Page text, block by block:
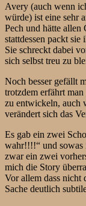
Avery (auch wenn
würde) ist eine sehr
Pech und hätte allen
stattdessen packt
Sie schreckt dabei
sich selbst treu zu
Noch besser gefällt
trotzdem erfährt
zu entwickeln, auch
verändert sich das
Es gab ein zwei
wahr!!!!“ und sowas
zwar ein zwei
mich die Story
Vor allem dass nicht
Sache deutlich